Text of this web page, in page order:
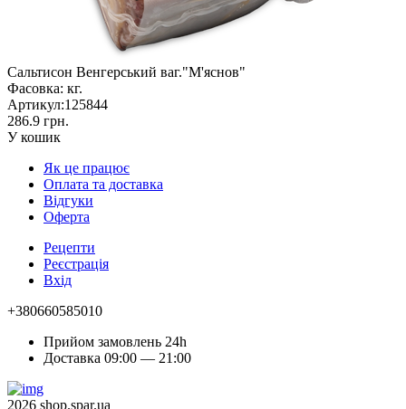
Сальтисон Венгерський ваг."М'яснов"
Фасовка: кг.
Артикул:125844
286.9 грн.
У кошик
Як це працює
Оплата та доставка
Відгуки
Оферта
Рецепти
Реєстрація
Вхід
+380660585010
Прийом замовлень 24h
Доставка 09:00 — 21:00
2026 shop.spar.ua